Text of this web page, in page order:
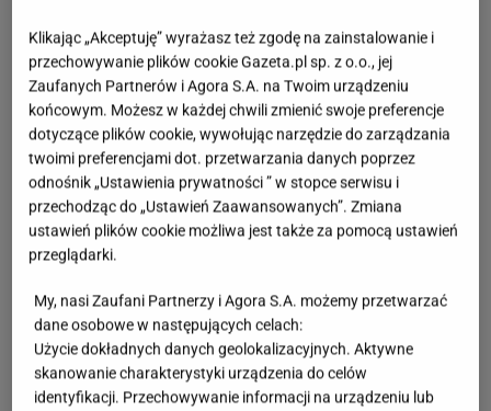
Klikając „Akceptuję” wyrażasz też zgodę na zainstalowanie i
przechowywanie plików cookie Gazeta.pl sp. z o.o., jej
Zaufanych Partnerów i Agora S.A. na Twoim urządzeniu
końcowym. Możesz w każdej chwili zmienić swoje preferencje
dotyczące plików cookie, wywołując narzędzie do zarządzania
twoimi preferencjami dot. przetwarzania danych poprzez
odnośnik „Ustawienia prywatności ” w stopce serwisu i
przechodząc do „Ustawień Zaawansowanych”. Zmiana
ustawień plików cookie możliwa jest także za pomocą ustawień
przeglądarki.
My, nasi Zaufani Partnerzy i Agora S.A. możemy przetwarzać
dane osobowe w następujących celach:
Użycie dokładnych danych geolokalizacyjnych. Aktywne
skanowanie charakterystyki urządzenia do celów
identyfikacji. Przechowywanie informacji na urządzeniu lub